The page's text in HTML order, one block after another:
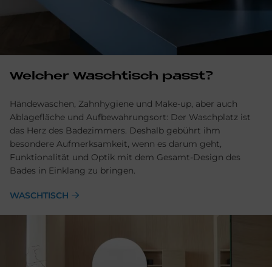
Welcher Waschtisch passt?
Händewaschen, Zahnhygiene und Make-up, aber auch
Ablage­fläche und Aufbewahrungsort: Der Wasch­platz ist
das Herz des Bade­zimmers. Deshalb gebührt ihm
besondere Aufmerksam­keit, wenn es darum geht,
Funktionalität und Optik mit dem Gesamt-Design des
Bades in Ein­klang zu bringen.
WASCHTISCH